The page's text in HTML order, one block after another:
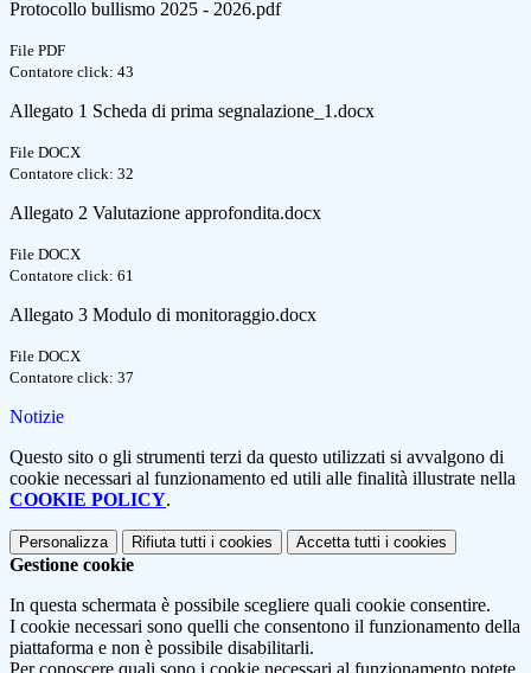
Protocollo bullismo 2025 - 2026.pdf
File PDF
Contatore click: 43
Allegato 1 Scheda di prima segnalazione_1.docx
File DOCX
Contatore click: 32
Allegato 2 Valutazione approfondita.docx
File DOCX
Contatore click: 61
Allegato 3 Modulo di monitoraggio.docx
File DOCX
Contatore click: 37
Notizie
Questo sito o gli strumenti terzi da questo utilizzati si avvalgono di
cookie necessari al funzionamento ed utili alle finalità illustrate nella
COOKIE POLICY.
Personalizza Rifiuta tutti i cookies Accetta tutti i cookies
Gestione cookie
In questa schermata è possibile scegliere quali cookie consentire.
I cookie necessari sono quelli che consentono il funzionamento della
piattaforma e non è possibile disabilitarli.
Per conoscere quali sono i cookie necessari al funzionamento potete